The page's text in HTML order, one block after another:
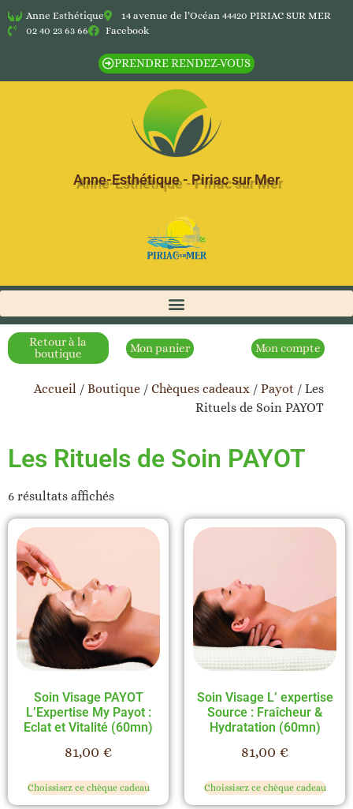
Anne Esthétique
14 avenue de l’Océan 44420 PIRIAC SUR MER
02 40 23 63 66
Facebook
PRENDRE RENDEZ-VOUS
Anne-Esthétique - Piriac sur Mer
Retour à la
boutique
Mon panier Mon compte
Accueil/ Boutique/ Chèques cadeaux/ Payot/ Les
Rituels de Soin PAYOT
Les Rituels de Soin PAYOT
6 résultats affichés
Soin Visage PAYOT
L’Expertise My Payot :
Eclat et Vitalité (60mn)
81,00 €
Choissisez ce chèque cadeau
Soin Visage L’ expertise
Source : Fraîcheur &
Hydratation (60mn)
81,00 €
Choissisez ce chèque cadeau